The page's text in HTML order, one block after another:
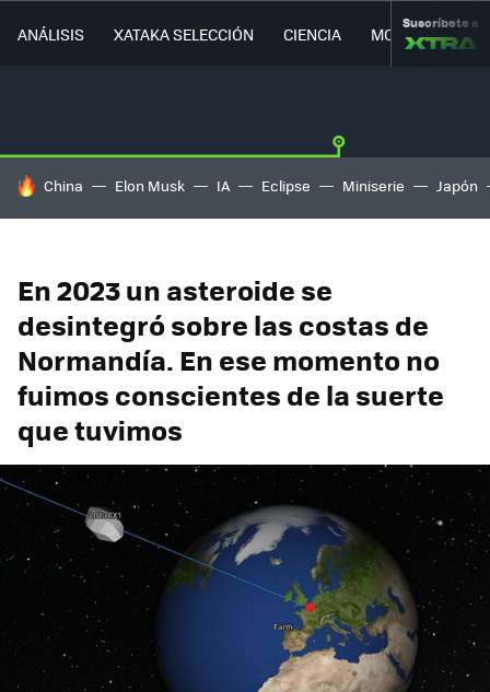
ANÁLISIS XATAKA SELECCIÓN CIENCIA MOVILIDAD
Suscríbete a
HOY SE HABLA DE
China Elon Musk IA Eclipse Miniserie Japón
En 2023 un asteroide se
desintegró sobre las costas de
Normandía. En ese momento no
fuimos conscientes de la suerte
que tuvimos